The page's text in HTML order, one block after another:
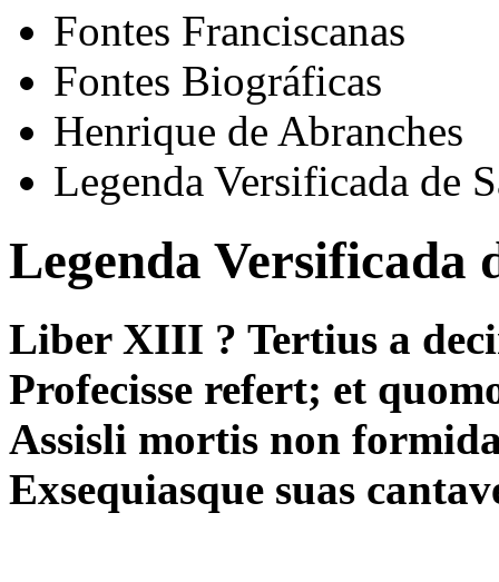
Fontes Franciscanas
Fontes Biográficas
Henrique de Abranches
Legenda Versificada de
Legenda Versificada
Liber XIII ? Tertius a
Profecisse refert; et
Assisli mortis non
Exsequiasque suas